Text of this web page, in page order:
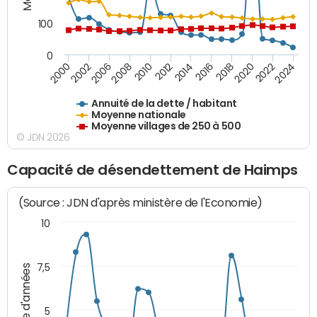
Annuité de la dette / habitant
Moyenne nationale
Moyenne villages de 250 à 500
200020022006200820102012201420162018202020222024
0
100
© JDN 2026
Capacité de désendettement de Haimps
(Source : JDN d'après ministère de l'Economie)
5
7,5
10